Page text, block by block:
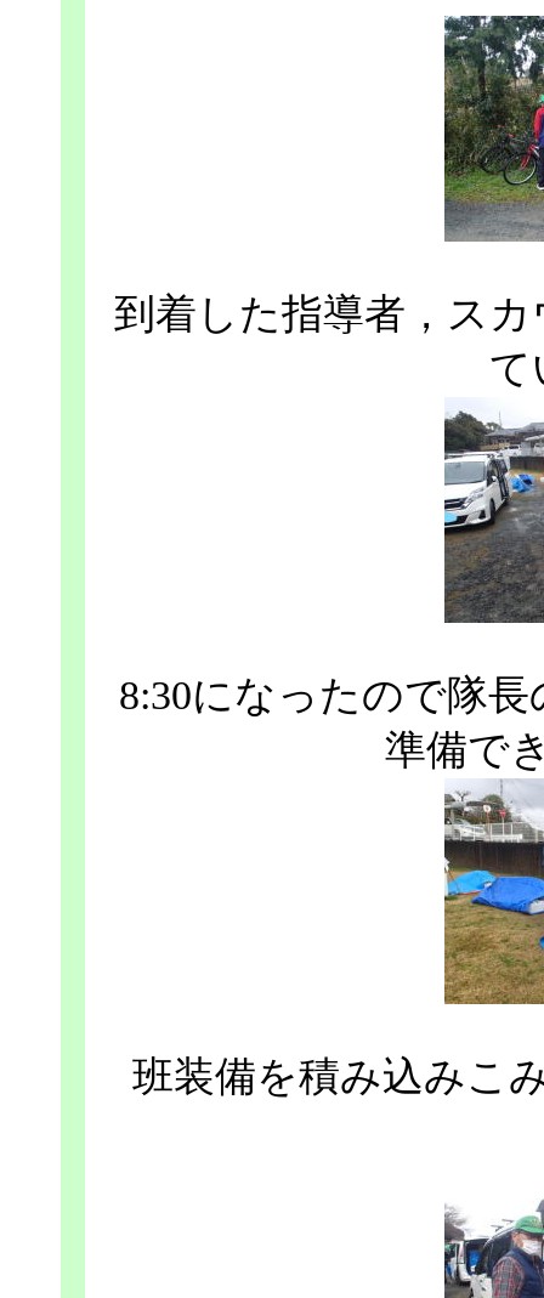
到着した指導者，ス
て
8:30になったので隊
準備で
班装備を積み込みこ